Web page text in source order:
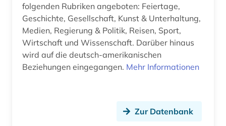
digitale rechte (1)
dissertation (2)
dokumentarfilm (1)
folgenden Rubriken angeboten: Feiertage,
Geschichte, Gesellschaft, Kunst & Unterhaltung,
Medien, Regierung & Politik, Reisen, Sport,
Wirtschaft und Wissenschaft. Darüber hinaus
wird auf die deutsch-amerikanischen
Beziehungen eingegangen. Mehr Informationen
Zur Datenbank